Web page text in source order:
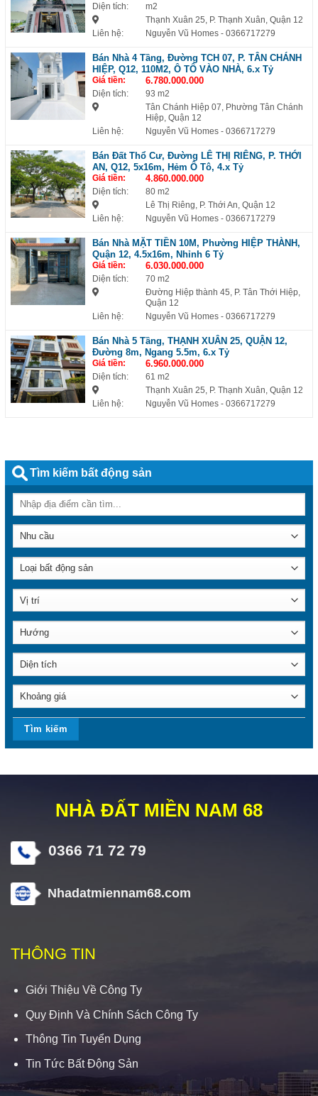
Diện tích:
m2
Thạnh Xuân 25, P. Thạnh Xuân, Quận 12
Liên hệ:
Nguyễn Vũ Homes - 0366717279
Bán Nhà 4 Tầng, Đường TCH 07, P. TÂN CHÁNH
HIỆP, Q12, 110M2, Ô TÔ VÀO NHÀ, 6.x Tỷ
Giá tiền: 6.780.000.000
Diện tích:
93 m2
Tân Chánh Hiệp 07, Phường Tân Chánh
Hiệp, Quận 12
Liên hệ:
Nguyễn Vũ Homes - 0366717279
Bán Đất Thổ Cư, Đường LÊ THỊ RIÊNG, P. THỚI
AN, Q12, 5x16m, Hẻm Ô Tô, 4.x Tỷ
Giá tiền: 4.860.000.000
Diện tích:
80 m2
Lê Thị Riêng, P. Thới An, Quận 12
Liên hệ:
Nguyễn Vũ Homes - 0366717279
Bán Nhà MẶT TIỀN 10M, Phường HIỆP THÀNH,
Quận 12, 4.5x16m, Nhỉnh 6 Tỷ
Giá tiền: 6.030.000.000
Diện tích:
70 m2
Đường Hiệp thành 45, P. Tân Thới Hiệp,
Quận 12
Liên hệ:
Nguyễn Vũ Homes - 0366717279
Bán Nhà 5 Tầng, THẠNH XUÂN 25, QUẬN 12,
Đường 8m, Ngang 5.5m, 6.x Tỷ
Giá tiền: 6.960.000.000
Diện tích:
61 m2
Thạnh Xuân 25, P. Thạnh Xuân, Quận 12
Liên hệ:
Nguyễn Vũ Homes - 0366717279
Tìm kiếm bất động sản
NHÀ ĐẤT MIỀN NAM 68
0366 71 72 79
Nhadatmiennam68.com
THÔNG TIN
Giới Thiệu Về Công Ty
Quy Định Và Chính Sách Công Ty
Thông Tin Tuyển Dụng
Tin Tức Bất Động Sản